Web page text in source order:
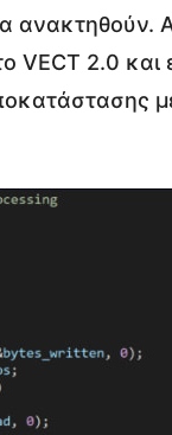
ανακτηθούν.
VECT 2.0 και